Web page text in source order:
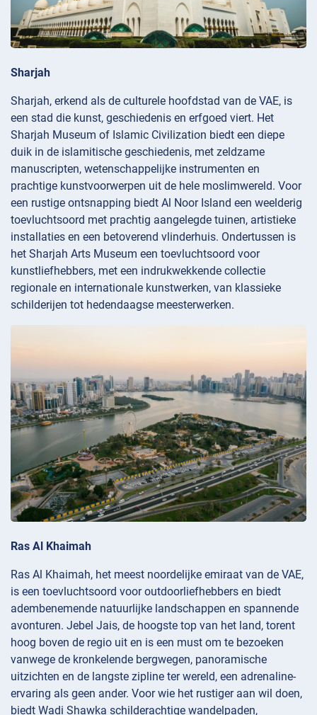
Sharjah
Sharjah, erkend als de culturele hoofdstad van de VAE, is
een stad die kunst, geschiedenis en erfgoed viert. Het
Sharjah Museum of Islamic Civilization biedt een diepe
duik in de islamitische geschiedenis, met zeldzame
manuscripten, wetenschappelijke instrumenten en
prachtige kunstvoorwerpen uit de hele moslimwereld. Voor
een rustige ontsnapping biedt Al Noor Island een weelderig
toevluchtsoord met prachtig aangelegde tuinen, artistieke
installaties en een betoverend vlinderhuis. Ondertussen is
het Sharjah Arts Museum een toevluchtsoord voor
kunstliefhebbers, met een indrukwekkende collectie
regionale en internationale kunstwerken, van klassieke
schilderijen tot hedendaagse meesterwerken.
Ras Al Khaimah
Ras Al Khaimah, het meest noordelijke emiraat van de VAE,
is een toevluchtsoord voor outdoorliefhebbers en biedt
adembenemende natuurlijke landschappen en spannende
avonturen. Jebel Jais, de hoogste top van het land, torent
hoog boven de regio uit en is een must om te bezoeken
vanwege de kronkelende bergwegen, panoramische
uitzichten en de langste zipline ter wereld, een adrenaline-
ervaring als geen ander. Voor wie het rustiger aan wil doen,
biedt Wadi Shawka schilderachtige wandelpaden,